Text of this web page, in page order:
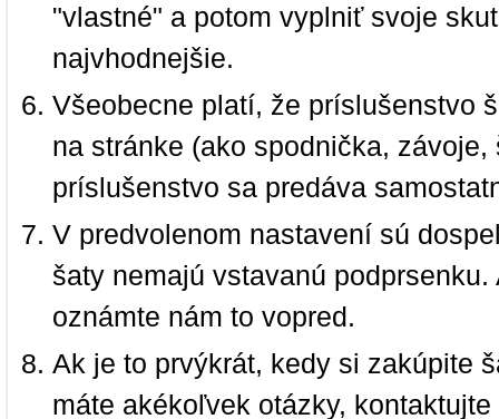
"vlastné" a potom vyplniť svoje
najvhodnejšie.
Všeobecne platí, že príslušenstvo
na stránke (ako spodnička,
príslušenstvo sa predáva
V predvolenom nastavení sú
šaty nemajú vstavanú
oznámte nám to vopred.
Ak je to prvýkrát, kedy si zakúpite
máte akékoľvek otázky,